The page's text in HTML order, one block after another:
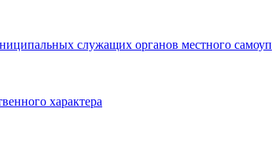
служащих органов местного
характера